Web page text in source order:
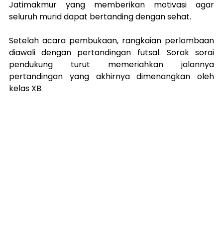
Jatimakmur yang memberikan motivasi agar
seluruh murid dapat bertanding dengan sehat.
Setelah acara pembukaan, rangkaian perlombaan
diawali dengan pertandingan futsal. Sorak sorai
pendukung turut memeriahkan jalannya
pertandingan yang akhirnya dimenangkan oleh
kelas XB.